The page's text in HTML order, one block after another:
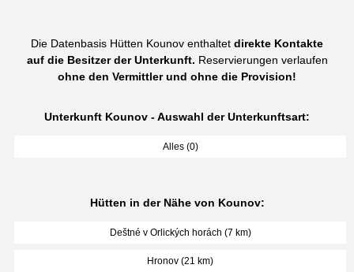
Die Datenbasis Hütten Kounov enthaltet direkte Kontakte
auf die Besitzer der Unterkunft. Reservierungen verlaufen
ohne den Vermittler und ohne die Provision!
Unterkunft Kounov - Auswahl der Unterkunftsart:
Alles (0)
Hütten in der Nähe von Kounov:
Deštné v Orlických horách (7 km)
Hronov (21 km)